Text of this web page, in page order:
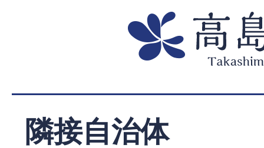
隣接自治体